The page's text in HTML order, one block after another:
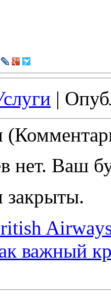
|
нет. Ваш
закрыты.
важный